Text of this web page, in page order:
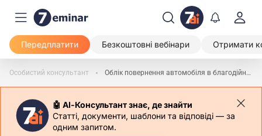
Передплатити Безкоштовні вебінари Отримати
Особистий консультант Облік повернення автомобіля в благодійному фонді: проведення та нюанси
🤖 АІ-Консультант знає, де знайти
Статті, документи, шаблони та відповіді — за
одним запитом.